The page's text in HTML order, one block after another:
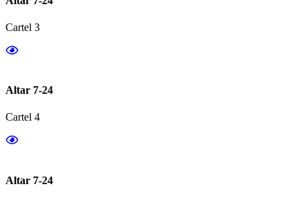
Cartel 3
Altar 7-24
Cartel 4
Altar 7-24